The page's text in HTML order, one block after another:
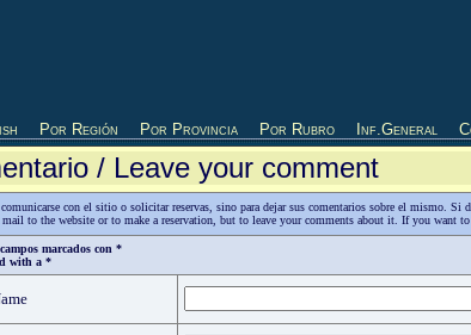
Por Región Por Provincia Por Rubro Inf.General
/ Leave your comment
con el sitio o solicitar reservas, sino para dejar sus comentarios sobre el mismo. Si
to the website or to make a reservation, but to leave your comments about it. If you want
marcados con *
with a *